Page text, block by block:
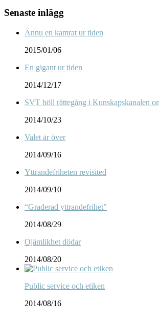
Senaste inlägg
Ännu en kamrat ur tiden
2015/01/06
En gigant ur tiden
2014/12/17
SVT höll rättegång i Kunskapskanalen
2014/10/23
Valet är över
2014/09/16
Yttrandefriheten revisited
2014/09/10
“Graderad yttrandefrihet”
2014/08/29
Ojämlikhet dödar
2014/08/20
Public service och etiken
2014/08/16